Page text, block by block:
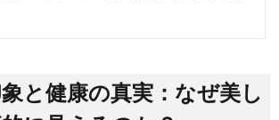
と健康の真実：なぜ美し